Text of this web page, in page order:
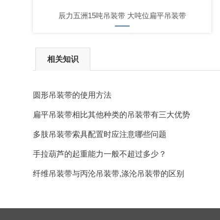
辰力五洲15吨吊装带 大吨位扁平吊装带
相关知识
圆形吊装带的使用方法
扁平吊装带相比其他种类的吊装带有三大优势
多肢吊装带索具配置时应注意哪些问题
手拉葫芦的起重能力一般不超过多少？
纤维吊装带与丙沦吊装带,涤沦吊装带的区别